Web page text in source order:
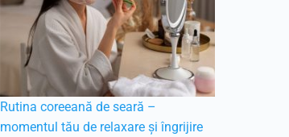
Rutina coreeană de seară –
momentul tău de relaxare și îngrijire